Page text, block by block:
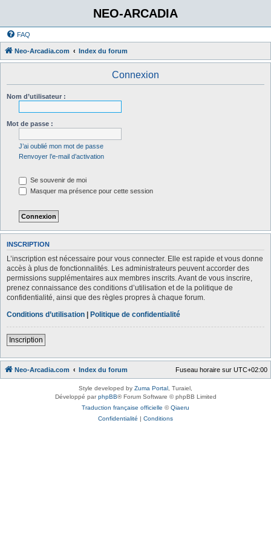
NEO-ARCADIA
FAQ
Neo-Arcadia.com Index du forum
Connexion
Nom d’utilisateur :
Mot de passe :
J’ai oublié mon mot de passe
Renvoyer l’e-mail d’activation
Se souvenir de moi
Masquer ma présence pour cette session
INSCRIPTION
L’inscription est nécessaire pour vous connecter. Elle est rapide et vous donne
accès à plus de fonctionnalités. Les administrateurs peuvent accorder des
permissions supplémentaires aux membres inscrits. Avant de vous inscrire,
prenez connaissance des conditions d’utilisation et de la politique de
confidentialité, ainsi que des règles propres à chaque forum.
Conditions d’utilisation | Politique de confidentialité
Inscription
Neo-Arcadia.com Index du forum Fuseau horaire sur UTC+02:00
Style developed by Zuma Portal , Turaiel,
Développé parphpBB® Forum Software © phpBB Limited
Traduction française officielle ©Qiaeru
Confidentialité | Conditions